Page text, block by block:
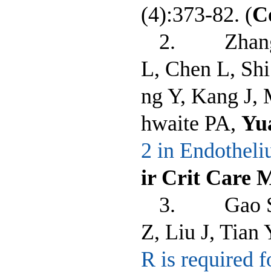
(4):373-82. (
2. Zhang
L, Chen L,
ng Y, Kang J,
hwaite PA,
2 in
ir Crit Care
3. Gao S,
Z, Liu J, Tian
R is required